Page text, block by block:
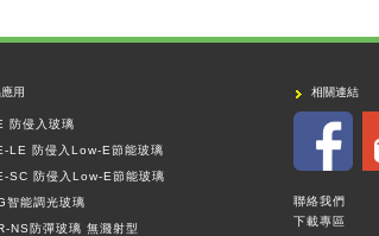
用
防侵入玻璃
LE 防侵入Low-E節能玻璃
SC 防侵入Low-E節能玻璃
智能調光玻璃
NS 防彈玻璃 無濺射型
相關連結
聯絡我們
下載專區